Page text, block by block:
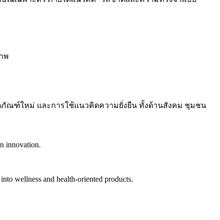
พ
ภัณฑ์ใหม่ และการใช้แนวคิดความยั่งยืน ทั้งด้านสังคม ชุมชน
innovation.
wellness and health-oriented products.